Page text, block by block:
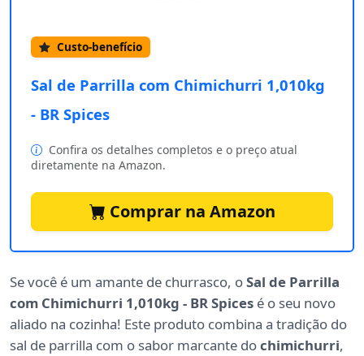
Custo-benefício
Sal de Parrilla com Chimichurri 1,010kg
- BR Spices
Confira os detalhes completos e o preço atual
diretamente na Amazon.
Comprar na Amazon
Se você é um amante de churrasco, oSal de Parrilla
com Chimichurri 1,010kg - BR Spices é o seu novo
aliado na cozinha! Este produto combina a tradição do
sal de parrilla com o sabor marcante dochimichurri,